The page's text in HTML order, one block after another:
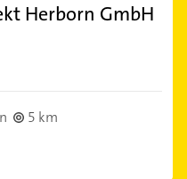
Herborn GmbH
5 km